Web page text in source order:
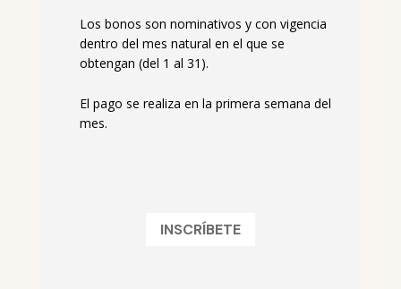
Los bonos son nominativos y con vigencia
dentro del mes natural en el que se
obtengan (del 1 al 31).
El pago se realiza en la primera semana del
mes.
INSCRÍBETE